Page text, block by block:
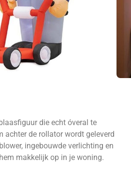
die echt óveral te
achter de rollator wordt geleverd
ingebouwde verlichting en
makkelijk op in je woning.